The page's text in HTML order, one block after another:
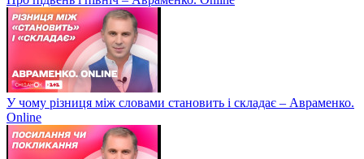
У чому різниця між словами становить і складає – Авраменко.
Online